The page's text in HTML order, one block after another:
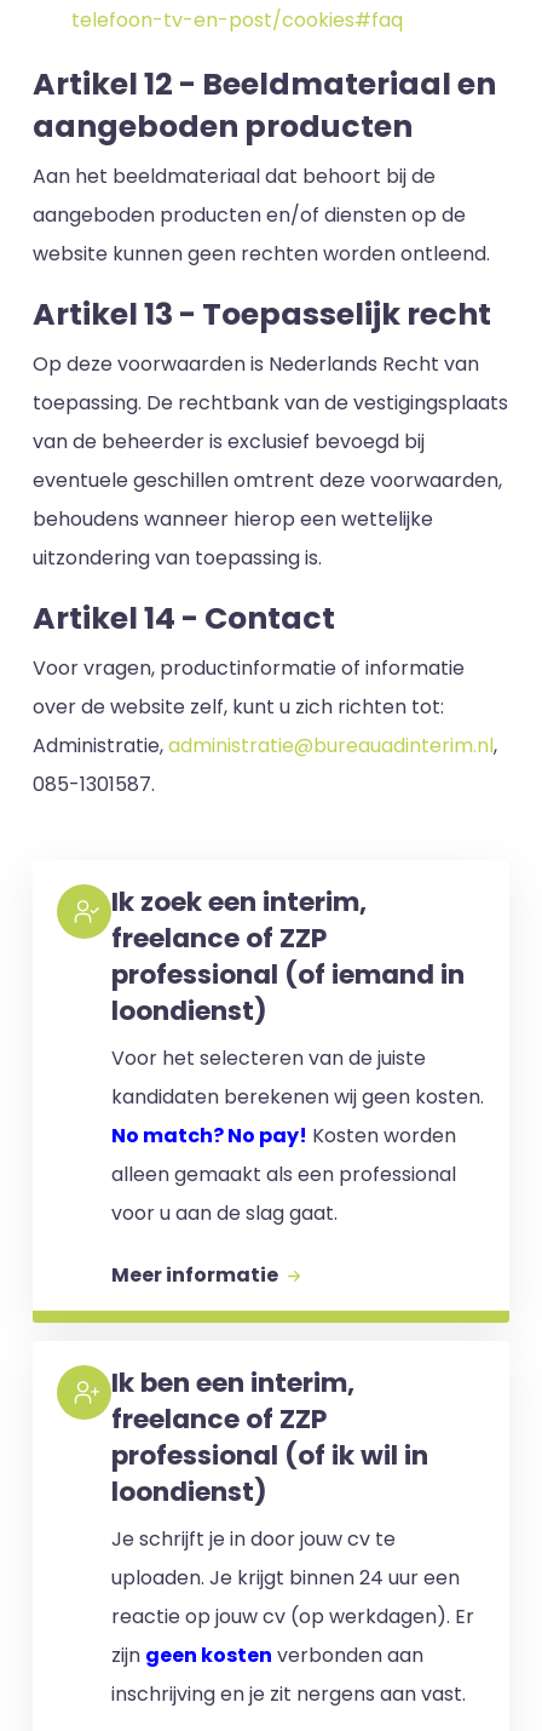
telefoon-tv-en-post/cookies#faq
Artikel 12 - Beeldmateriaal en
aangeboden producten
Aan het beeldmateriaal dat behoort bij de
aangeboden producten en/of diensten op de
website kunnen geen rechten worden ontleend.
Artikel 13 - Toepasselijk recht
Op deze voorwaarden is Nederlands Recht van
toepassing. De rechtbank van de vestigingsplaats
van de beheerder is exclusief bevoegd bij
eventuele geschillen omtrent deze voorwaarden,
behoudens wanneer hierop een wettelijke
uitzondering van toepassing is.
Artikel 14 - Contact
Voor vragen, productinformatie of informatie
over de website zelf, kunt u zich richten tot:
Administratie,administratie@bureauadinterim.nl,
085-1301587.
Ik zoek een interim,
freelance of ZZP
professional (of iemand in
loondienst)
Voor het selecteren van de juiste
kandidaten berekenen wij geen kosten.
No match? No pay! Kosten worden
alleen gemaakt als een professional
voor u aan de slag gaat.
Meer informatie
Ik ben een interim,
freelance of ZZP
professional (of ik wil in
loondienst)
Je schrijft je in door jouw cv te
uploaden. Je krijgt binnen 24 uur een
reactie op jouw cv (op werkdagen). Er
zijn geen kosten verbonden aan
inschrijving en je zit nergens aan vast.